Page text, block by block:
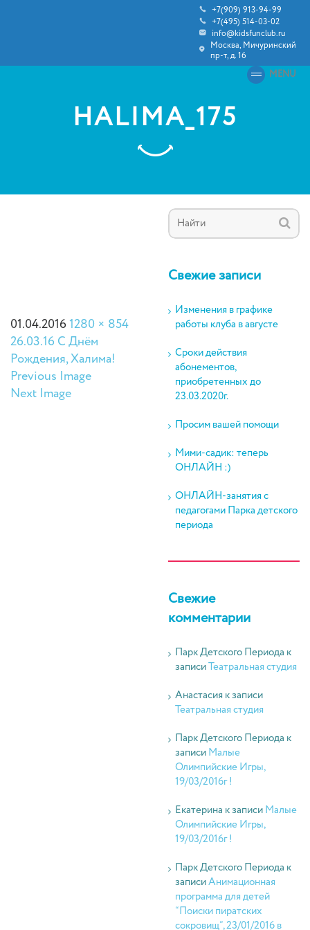
+7(909) 913-94-99
+7(495) 514-03-02
info@kidsfunclub.ru
Москва, Мичуринский
пр-т, д. 16
MENU
HALIMA_175
01.04.20161280 × 854
26.03.16 С Днём
Рождения, Халима!
Previous Image
Next Image
Свежие записи
Изменения в графике
работы клуба в августе
Сроки действия
абонементов,
приобретенных до
23.03.2020г.
Просим вашей помощи
Мими-садик: теперь
ОНЛАЙН :)
ОНЛАЙН-занятия с
педагогами Парка детского
периода
Свежие
комментарии
Парк Детского Периода к
записиТеатральная студия
Анастасияк записи
Театральная студия
Парк Детского Периода к
записиМалые
Олимпийские Игры,
19/03/2016г !
Екатерина к записиМалые
Олимпийские Игры,
19/03/2016г !
Парк Детского Периода к
записиАнимационная
программа для детей
“Поиски пиратских
сокровищ”, 23/01/2016 в